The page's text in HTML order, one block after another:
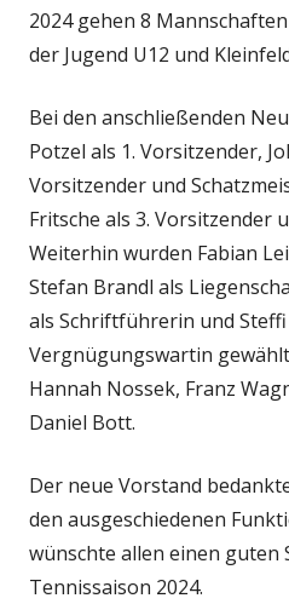
2024 gehen 8
der Jugend U12 und
Bei den anschließenden
Potzel als 1. Vorsitzender,
Vorsitzender und
Fritsche als 3. Vorsitzender
Weiterhin wurden Fabian
Stefan Brandl als
als Schriftführerin und
Vergnügungswartin
Hannah Nossek, Franz
Daniel Bott.
Der neue Vorstand
den ausgeschiedenen
wünschte allen einen guten
Tennissaison 2024.